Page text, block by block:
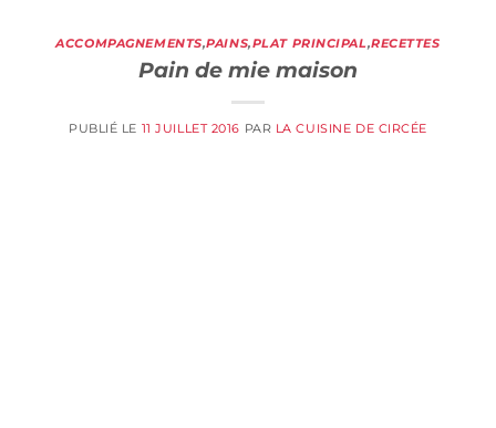
ACCOMPAGNEMENTS,PAINS,PLAT PRINCIPAL,RECETTES
Pain de mie maison
PUBLIÉ LE 11 JUILLET 2016 PAR LA CUISINE DE CIRCÉE